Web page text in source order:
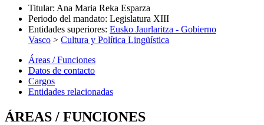
Titular: Ana Maria Reka Esparza
Periodo del mandato: Legislatura XIII
Entidades superiores: Eusko Jaurlaritza - Gobierno
Vasco > Cultura y Política Lingüística
Áreas / Funciones
Datos de contacto
Cargos
Entidades relacionadas
ÁREAS / FUNCIONES